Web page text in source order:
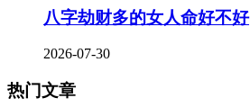
八字劫财多的女人命好不好
2026-07-30
热门文章